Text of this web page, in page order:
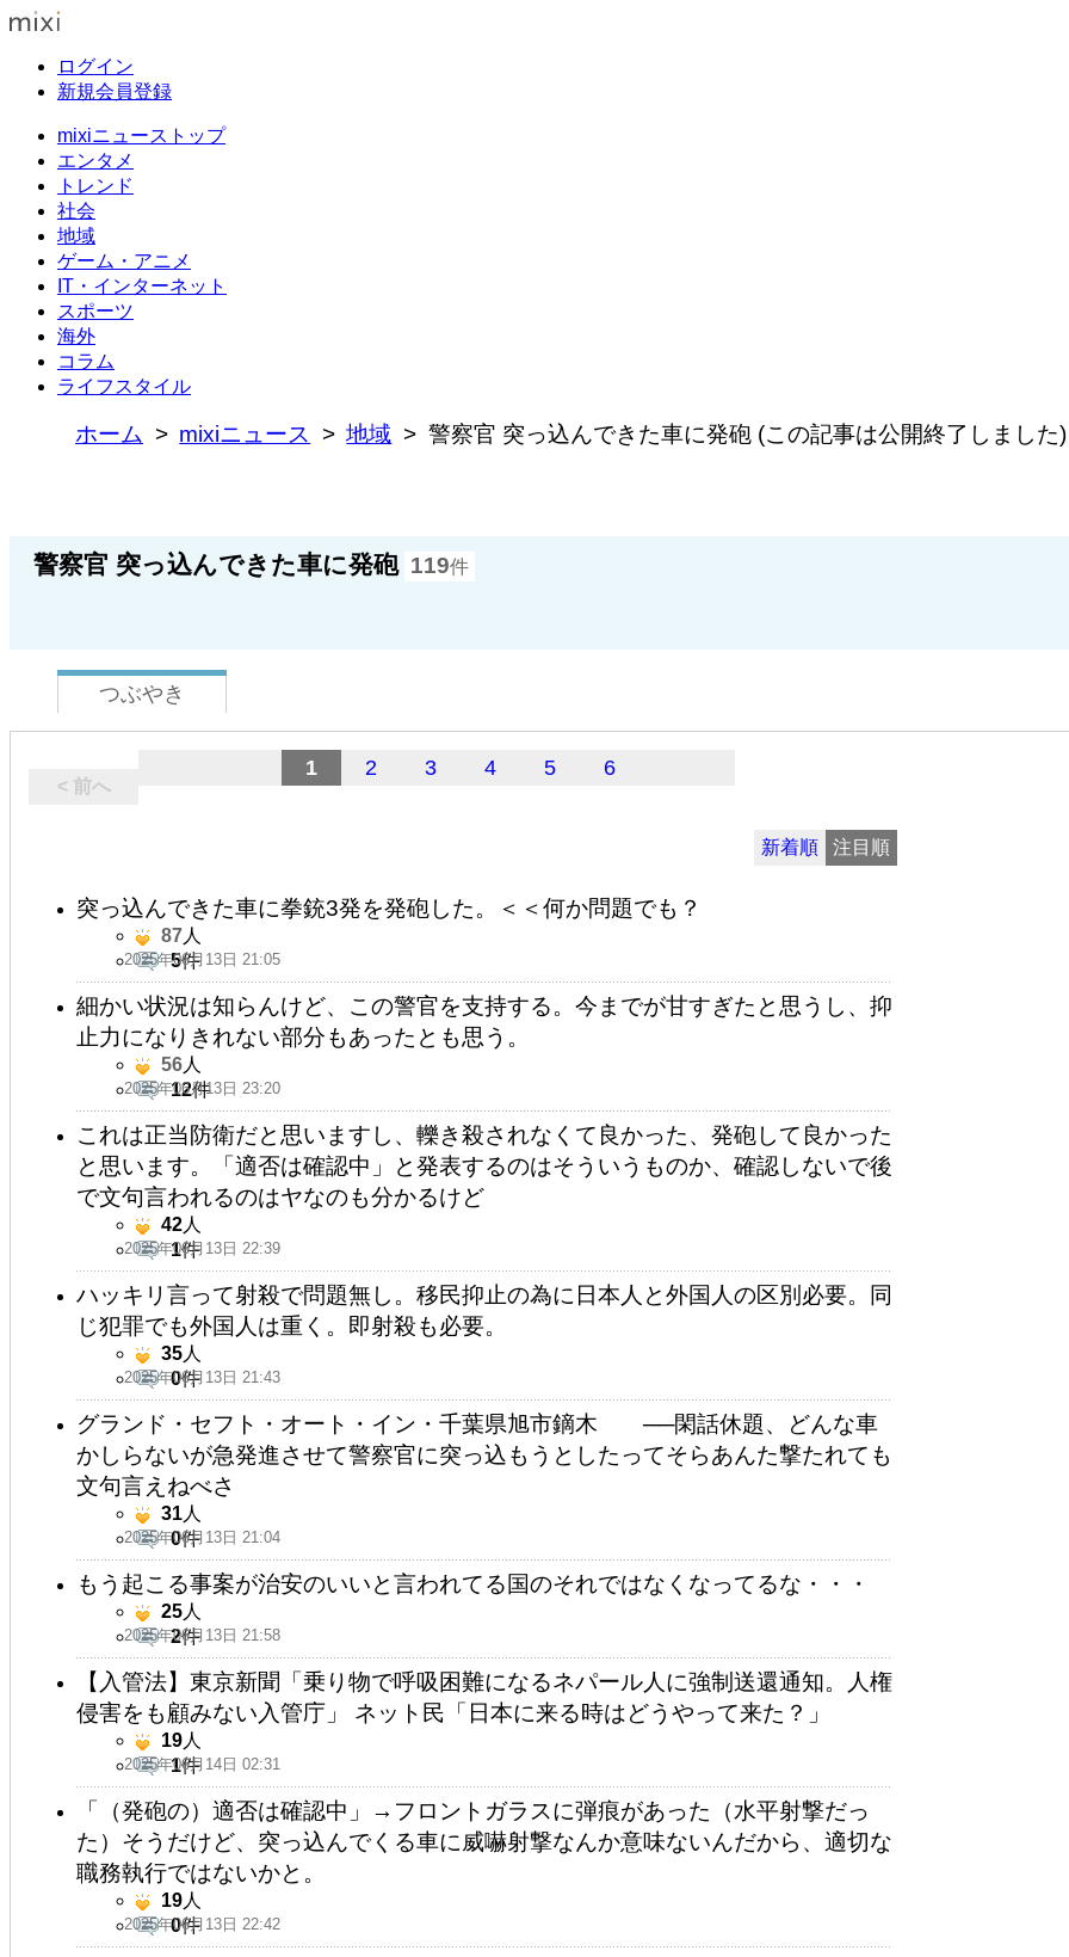
ログイン
新規会員登録
mixiニューストップ
エンタメ
トレンド
社会
地域
ゲーム・アニメ
IT・インターネット
スポーツ
海外
コラム
ライフスタイル
ホーム mixiニュース 地域 警察官 突っ込んできた車に発砲 (この記事は公開終了しました)
警察官 突っ込んできた車に発砲 119件
つぶやき
< 前へ
1 2 3 4 5 6
新着順 注目順
突っ込んできた車に拳銃3発を発砲した。＜＜何か問題でも？
2025年06月13日 21:05
87人
5件
細かい状況は知らんけど、この警官を支持する。今までが甘すぎたと思うし、抑
止力になりきれない部分もあったとも思う。
2025年06月13日 23:20
56人
12件
これは正当防衛だと思いますし、轢き殺されなくて良かった、発砲して良かった
と思います。「適否は確認中」と発表するのはそういうものか、確認しないで後
で文句言われるのはヤなのも分かるけど
2025年06月13日 22:39
42人
1件
ハッキリ言って射殺で問題無し。移民抑止の為に日本人と外国人の区別必要。同
じ犯罪でも外国人は重く。即射殺も必要。
2025年06月13日 21:43
35人
0件
グランド・セフト・オート・イン・千葉県旭市鏑木 ──閑話休題、どんな車
かしらないが急発進させて警察官に突っ込もうとしたってそらあんた撃たれても
文句言えねべさ
2025年06月13日 21:04
31人
0件
もう起こる事案が治安のいいと言われてる国のそれではなくなってるな・・・
2025年06月13日 21:58
25人
2件
【入管法】東京新聞「乗り物で呼吸困難になるネパール人に強制送還通知。人権
侵害をも顧みない入管庁」 ネット民「日本に来る時はどうやって来た？」
2025年06月14日 02:31
19人
1件
「（発砲の）適否は確認中」→フロントガラスに弾痕があった（水平射撃だっ
た）そうだけど、突っ込んでくる車に威嚇射撃なんか意味ないんだから、適切な
職務執行ではないかと。
2025年06月13日 22:42
19人
0件